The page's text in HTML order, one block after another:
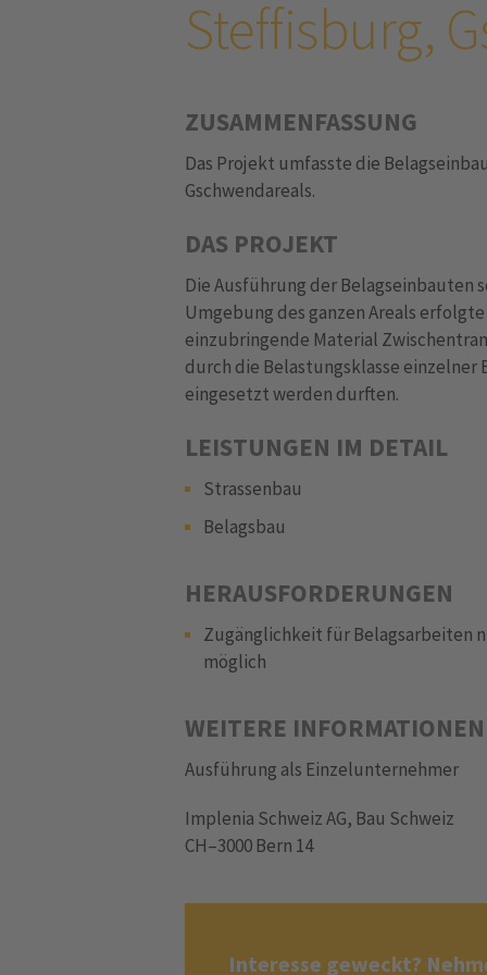
Steffisburg,
ZUSAMMENFASSUNG
Das Projekt umfasste die
Gschwendareals.
DAS PROJEKT
Die Ausführung der Belagseinbauten
Umgebung des ganzen Areals
einzubringende Material
durch die Belastungsklasse einzelner
eingesetzt werden durften.
LEISTUNGEN IM DETAIL
Strassenbau
Belagsbau
HERAUSFORDERUNGEN
Zugänglichkeit für Belagsarbeiten
möglich
WEITERE INFORMATIONEN
Ausführung als Einzelunternehmer
Implenia Schweiz AG, Bau Schweiz
CH–3000 Bern 14
Interesse geweckt?